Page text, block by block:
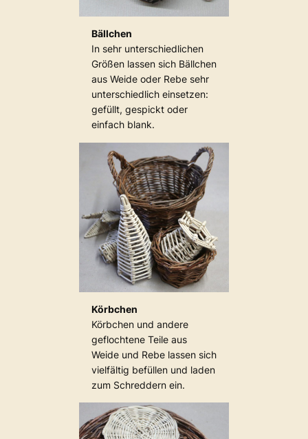
Bällchen
In sehr unterschiedlichen
Größen lassen sich Bällchen
aus Weide oder Rebe sehr
unterschiedlich einsetzen:
gefüllt, gespickt oder
einfach blank.
Körbchen
Körbchen und andere
geflochtene Teile aus
Weide und Rebe lassen sich
vielfältig befüllen und laden
zum Schreddern ein.